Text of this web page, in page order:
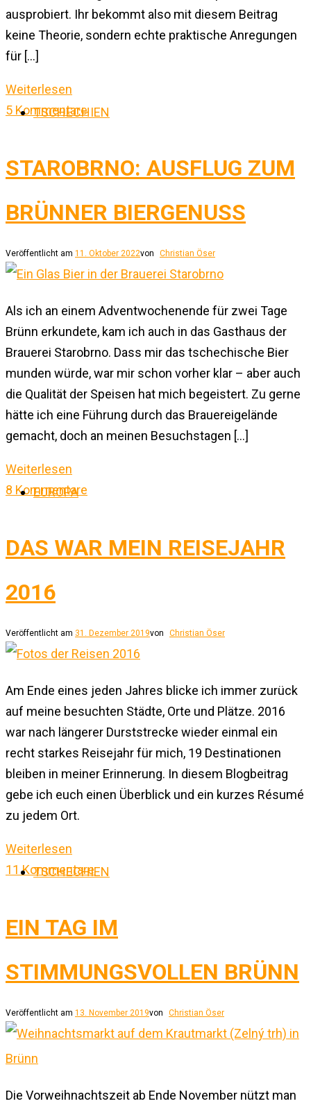
ausprobiert. Ihr bekommt also mit diesem Beitrag
keine Theorie, sondern echte praktische Anregungen
für […]
Weiterlesen
5 Kommentare
TSCHECHIEN
STAROBRNO: AUSFLUG ZUM
BRÜNNER BIERGENUSS
Veröffentlicht am 11. Oktober 2022von Christian Öser
Als ich an einem Adventwochenende für zwei Tage
Brünn erkundete, kam ich auch in das Gasthaus der
Brauerei Starobrno. Dass mir das tschechische Bier
munden würde, war mir schon vorher klar – aber auch
die Qualität der Speisen hat mich begeistert. Zu gerne
hätte ich eine Führung durch das Brauereigelände
gemacht, doch an meinen Besuchstagen […]
Weiterlesen
8 Kommentare
EUROPA
DAS WAR MEIN REISEJAHR
2016
Veröffentlicht am 31. Dezember 2019von Christian Öser
Am Ende eines jeden Jahres blicke ich immer zurück
auf meine besuchten Städte, Orte und Plätze. 2016
war nach längerer Durststrecke wieder einmal ein
recht starkes Reisejahr für mich, 19 Destinationen
bleiben in meiner Erinnerung. In diesem Blogbeitrag
gebe ich euch einen Überblick und ein kurzes Résumé
zu jedem Ort.
Weiterlesen
11 Kommentare
TSCHECHIEN
EIN TAG IM
STIMMUNGSVOLLEN BRÜNN
Veröffentlicht am 13. November 2019von Christian Öser
Die Vorweihnachtszeit ab Ende November nützt man